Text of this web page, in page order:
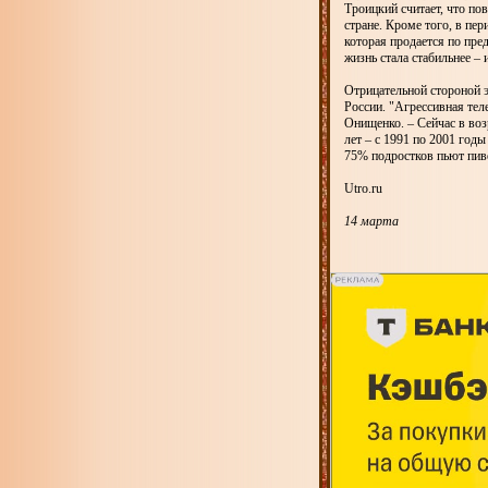
Троицкий считает, что
стране. Кроме того, в
которая продается по
жизнь стала стабильнее
Отрицательной стороной
России. "Агрессивная
Онищенко. – Сейчас в
лет – с 1991 по 2001
75% подростков пьют
Utro.ru
14 марта